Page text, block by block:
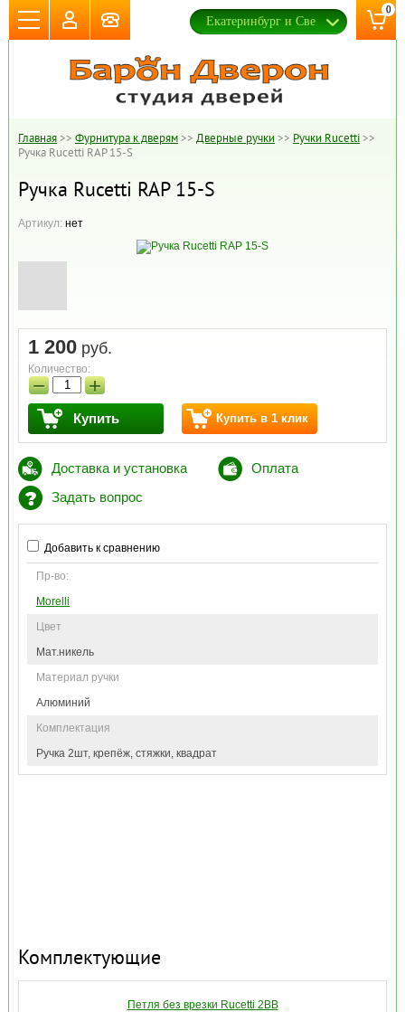
0
Главная>> Фурнитура к дверям>> Дверные ручки >> Ручки Rucetti>>
Ручка Rucetti RAP 15-S
Ручка Rucetti RAP 15-S
Артикул: нет
1 200 руб.
Количество:
− +
Купить Купить в 1 клик
Доставка и установка
Оплата
Задать вопрос
Добавить к сравнению
Пр-во:
Morelli
Цвет
Мат.никель
Материал ручки
Алюминий
Комплектация
Ручка 2шт, крепёж, стяжки, квадрат
Комплектующие
Петля без врезки Rucetti 2BB